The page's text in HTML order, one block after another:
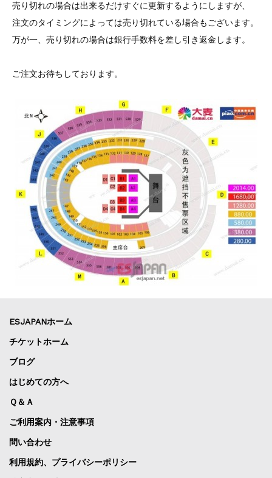
売り切れの場合は出来るだけすぐに更新するようにしますが、
注文のタイミングによっては売り切れている場合もございます。
万が一、売り切れの場合は銀行手数料を差し引き返金します。
ご注文お待ちしております。
ESJAPANホーム
チケットホーム
ブログ
はじめての方へ
Ｑ＆Ａ
ご利用案内・注意事項
問い合わせ
利用規約、プライバシーポリシー